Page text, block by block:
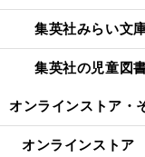
集英社みらい文
集英社の児童図
オンラインストア・
オンラインストア